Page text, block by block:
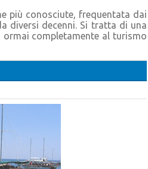
più conosciute, frequentata dai
diversi decenni. Si tratta di una
ormai completamente al turismo